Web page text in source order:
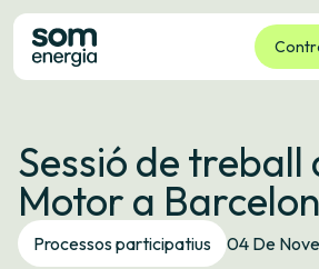
Tarifes
Serveis
Empreses
La cooperativa
Sessió de treball
Motor a
Processos participatius 04 De